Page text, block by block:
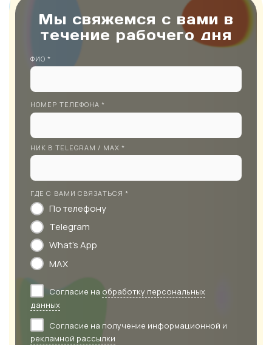
Мы свяжемся с вами в
течение рабочего дня
ФИО *
НОМЕР ТЕЛЕФОНА *
НИК В TELEGRAM / MAX *
ГДЕ С ВАМИ СВЯЗАТЬСЯ *
По телефону
Telegram
What's App
MAX
Согласие на обработку персональных
данных
Согласие на получение информационной и
рекламной рассылки